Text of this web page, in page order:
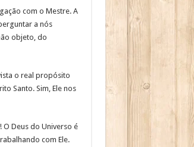
com o Mestre. A
a nós
objeto, do
o real propósito
Santo. Sim, Ele nos
Deus do Universo é
com Ele.